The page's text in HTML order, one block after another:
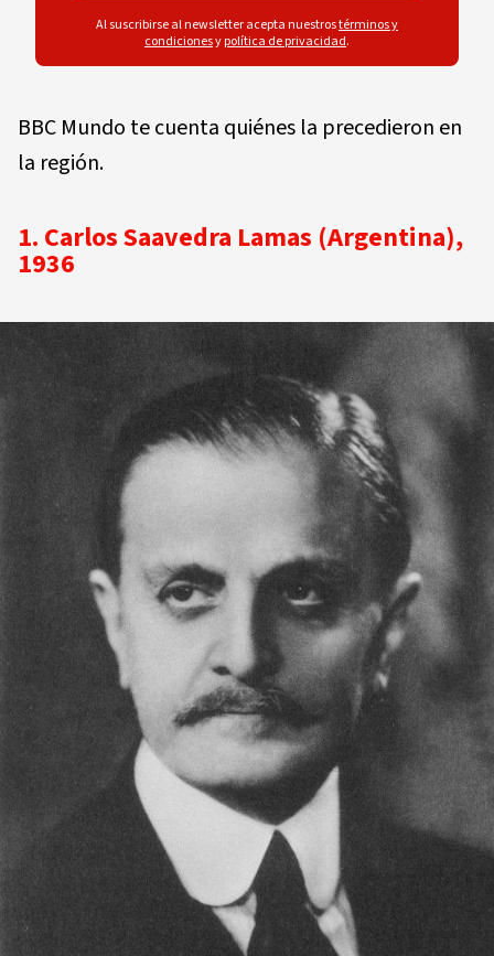
Al suscribirse al newsletter acepta nuestrostérminos y
condicionesypolítica de privacidad.
BBC Mundo te cuenta quiénes la precedieron en
la región.
1. Carlos Saavedra Lamas (Argentina),
1936